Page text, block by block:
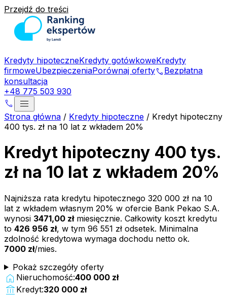
Przejdź do treści
Kredyty hipoteczneKredyty gotówkoweKredyty
firmoweUbezpieczeniaPorównaj ofertyphone Bezpłatna
konsultacja
+48 775 503 930
phone menu
Strona główna / Kredyty hipoteczne / Kredyt hipoteczny
400 tys. zł na 10 lat z wkładem 20%
Kredyt hipoteczny 400 tys.
zł na 10 lat z wkładem 20%
Najniższa rata kredytu hipotecznego 320 000 zł na 10
lat z wkładem własnym 20% w ofercie Bank Pekao S.A.
wynosi 3471,00 złmiesięcznie. Całkowity koszt kredytu
to 426 956 zł, w tym 96 551 zł odsetek. Minimalna
zdolność kredytowa wymaga dochodu netto ok.
7000 zł/mies.
Pokaż szczegóły oferty
home Nieruchomość:400 000 zł
account_balance Kredyt:320 000 zł